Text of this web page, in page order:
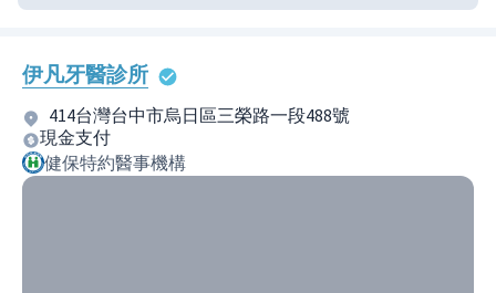
伊凡牙醫診所
414台灣台中市烏日區三榮路一段488號
現金支付
健保特約醫事機構